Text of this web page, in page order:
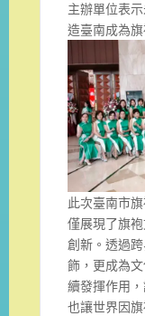
主辦單位表
造臺南成為
此次臺南市
僅展現了旗
創新。透過
飾，更成為
續發揮作用
也讓世界因